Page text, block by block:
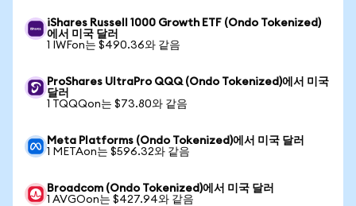
iShares Russell 1000 Growth ETF (Ondo Tokenized)
에서 미국 달러
1 IWFon는 $490.36와 같음
ProShares UltraPro QQQ (Ondo Tokenized)에서 미국
달러
1 TQQQon는 $73.80와 같음
Meta Platforms (Ondo Tokenized)에서 미국 달러
1 METAon는 $596.32와 같음
Broadcom (Ondo Tokenized)에서 미국 달러
1 AVGOon는 $427.94와 같음